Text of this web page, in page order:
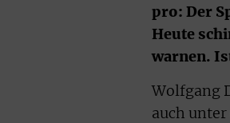
pro: Der
Heute
warnen.
Wolfgang
auch